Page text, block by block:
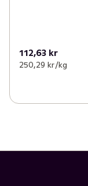
112,63 kr
250,29 kr /kg